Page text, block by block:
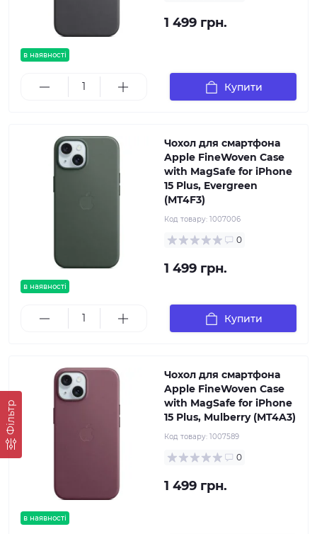
Фільтр
в наявності
1 499 грн.
Купити
в наявності
Чохол для смартфона
Apple FineWoven Case
with MagSafe for iPhone
15 Plus, Evergreen
(MT4F3)
Код товару: 1007006
0
1 499 грн.
Купити
в наявності
Чохол для смартфона
Apple FineWoven Case
with MagSafe for iPhone
15 Plus, Mulberry (MT4A3)
Код товару: 1007589
0
1 499 грн.